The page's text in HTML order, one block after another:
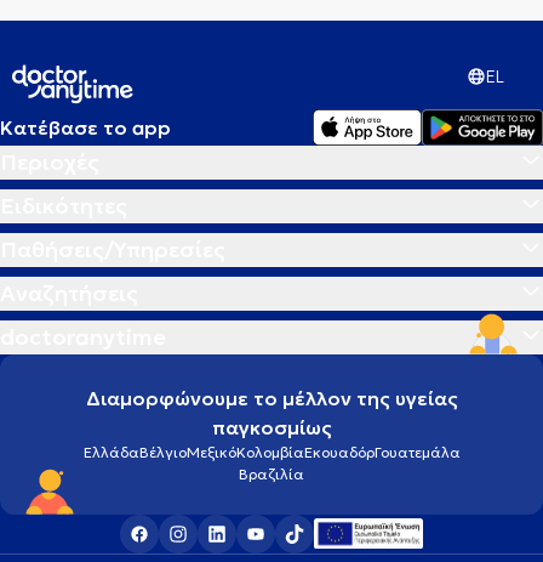
EL
Κατέβασε το app
Διαμορφώνουμε το μέλλον της υγείας
παγκοσμίως
ΕλλάδαΒέλγιοΜεξικόΚολομβίαΕκουαδόρΓουατεμάλα
Βραζιλία